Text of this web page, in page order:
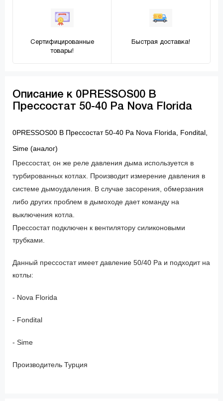
Сертифицированные
товары!
Быстрая доставка!
Описание к 0PRESSOS00 B
Прессостат 50-40 Pa Nova Florida
0PRESSOS00 B Прессостат 50-40 Pa Nova Florida, Fondital,
Sime (аналог)
Прессостат, он же реле давления дыма используется в
турбированных котлах. Производит измерение давления в
системе дымоудаления. В случае засорения, обмерзания
либо других проблем в дымоходе дает команду на
выключения котла.
Прессостат подключен к вентилятору силиконовыми
трубками.
Данный прессостат имеет давление 50/40 Pa и подходит на
котлы:
- Nova Florida
- Fondital
- Sime
Производитель Турция